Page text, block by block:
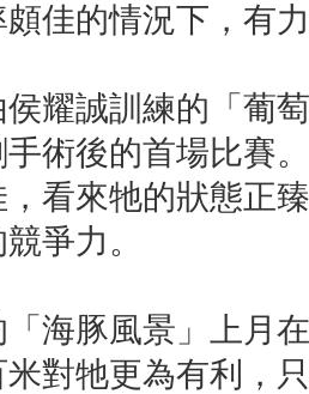
佳的情況下，有
耀誠訓練的「葡
術後的首場比賽
看來牠的狀態正
爭力。
海豚風景」上月
對牠更為有利，